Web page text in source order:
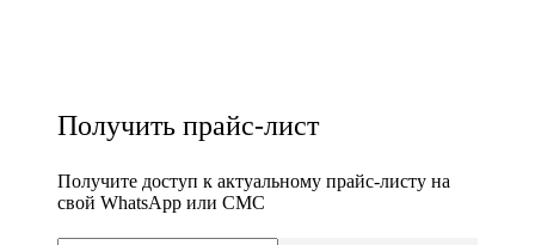
Получить прайс-лист
Получите доступ к актуальному прайс-листу на
свой WhatsApp или СМС